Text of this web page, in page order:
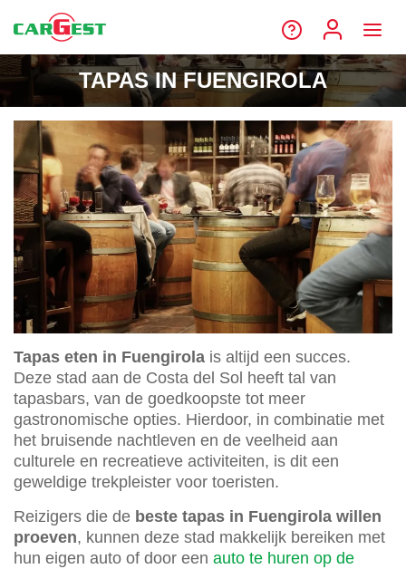
TAPAS IN FUENGIROLA
Tapas eten in Fuengirola is altijd een succes.
Deze stad aan de Costa del Sol heeft tal van
tapasbars, van de goedkoopste tot meer
gastronomische opties. Hierdoor, in combinatie met
het bruisende nachtleven en de veelheid aan
culturele en recreatieve activiteiten, is dit een
geweldige trekpleister voor toeristen.
Reizigers die de beste tapas in Fuengirola willen
proeven, kunnen deze stad makkelijk bereiken met
hun eigen auto of door een auto te huren op de